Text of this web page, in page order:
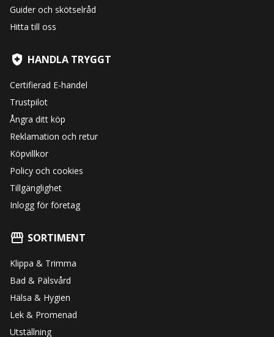
Guider och skötselråd
Hitta till oss
HANDLA TRYGGT
Certifierad E-handel
Trustpilot
Ångra ditt köp
Reklamation och retur
Köpvillkor
Policy och cookies
Tillgänglighet
Inlogg för företag
SORTIMENT
Klippa & Trimma
Bad & Pälsvård
Hälsa & Hygien
Lek & Promenad
Utställning